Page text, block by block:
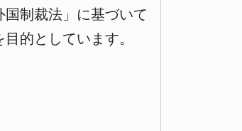
制裁法」に基づいて
的としています。